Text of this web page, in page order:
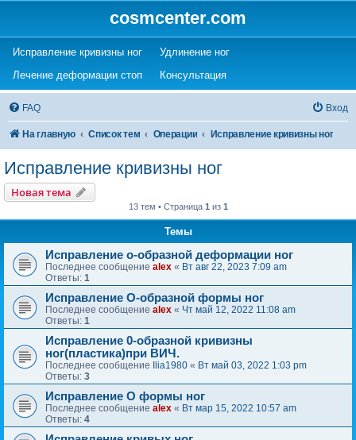
cosmcenter.com
Исправление кривизны ног(Opens a new tab)
Удлинение ног(Opens a new tab)
Лечение деформации стоп(Opens a new tab)
Консультация(Opens a new tab)
FAQ Вход
На главную Список тем Операции Исправление кривизны ног
Исправление кривизны ног
Новая тема
13 тем • Страница 1 из 1
Темы
Исправление о-образной деформации ног
Последнее сообщение alex « Вт авг 22, 2023 7:09 am
Ответы: 1
Исправление О-образной формы ног
Последнее сообщение alex « Чт май 12, 2022 11:08 am
Ответы: 1
Исправление 0-образной кривизны
ног(пластика)при ВИЧ.
Последнее сообщение Ilia1980 « Вт май 03, 2022 1:03 pm
Ответы: 3
Исправление О формы ног
Последнее сообщение alex « Вт мар 15, 2022 10:57 am
Ответы: 4